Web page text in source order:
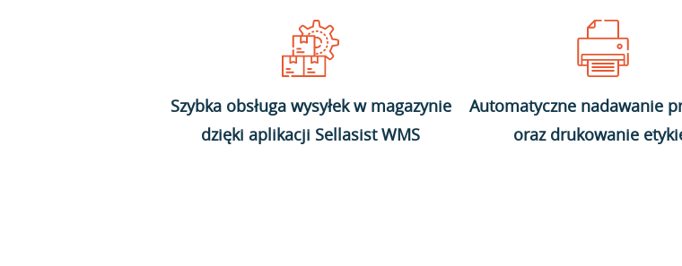
Szybka obsługa wysyłek w magazynie
dzięki aplikacji Sellasist WMS
Automatyczne nadawanie
oraz drukowanie